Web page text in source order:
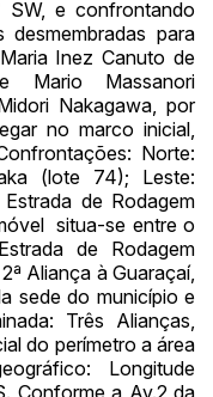
e confrontando
para
Inez Canuto de
Mario Massanori
Nakagawa, por
no marco inicial,
Norte:
(lote 74); Leste:
de Rodagem
situa-se entre o
de Rodagem
Aliança à Guaraçaí,
sede do município e
Três Alianças,
do perímetro a área
Longitude